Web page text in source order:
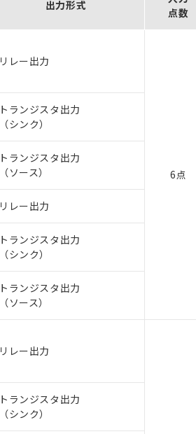
出力形式
点数
リレー出力
6点
トランジスタ出力
（シンク）
トランジスタ出力
（ソース）
リレー出力
トランジスタ出力
（シンク）
トランジスタ出力
（ソース）
リレー出力
トランジスタ出力
（シンク）